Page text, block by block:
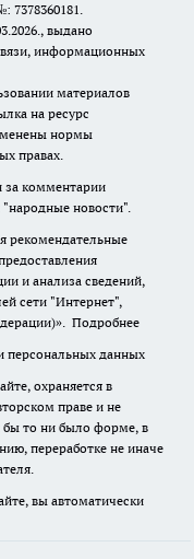
выдано
информационных
материалов
на ресурс
нормы
правах.
за комментарии
"народные новости".
рекомендательные
и анализа сведений,
сети "Интернет",
Подробнее
персональных данных
охраняется в
праве и не
бы то ни было форме, в
переработке не иначе
вы автоматически